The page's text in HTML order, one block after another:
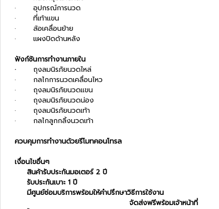
· อุปกรณ์การนวด
· ที่เท้าแขน
· ล้อเคลื่อนย้าย
· แผงปิดด้านหลัง
ฟังก์ชันการทำงานภายใน
·
ถุงลมนิรภัยนวดไหล่
· กลไกการนวดเคลื่อนไหว
· ถุงลมนิรภัยนวดแขน
· ถุงลมนิรภัยนวดน่อง
· ถุงลมนิรภัยนวดเท้า
· กลไกลูกกลิ้งนวดเท้า
ควบคุมการทำงานด้วยรีโมทคอนโทรล
เงื่อนไขอื่นๆ
สินค้ารับประกันมอเตอร์ 2 ปี
รับประกันเบาะ 1 ปี
มีศูนย์ซ่อมบริการพร้อมให้คำปรึกษาวิธีการใช้งาน
จัดส่งฟรีพร้อมเจ้าหน้าที่